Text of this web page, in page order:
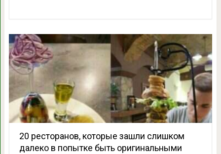
20 ресторанов, которые зашли слишком
далеко в попытке быть оригинальными